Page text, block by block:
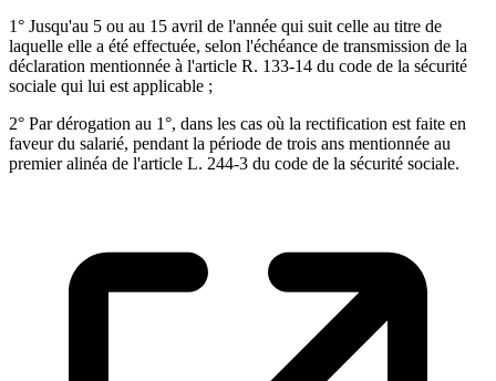
1° Jusqu'au 5 ou au 15 avril de l'année qui suit celle au titre de
laquelle elle a été effectuée, selon l'échéance de transmission de la
déclaration mentionnée à l'article R. 133-14 du code de la sécurité
sociale qui lui est applicable ;
2° Par dérogation au 1°, dans les cas où la rectification est faite en
faveur du salarié, pendant la période de trois ans mentionnée au
premier alinéa de l'article L. 244-3 du code de la sécurité sociale.